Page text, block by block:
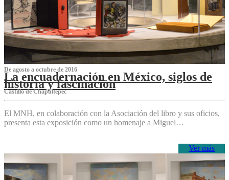
De agosto a octubre de 2016
La encuadernación en México, siglos de
historia y fascinación
Castillo de Chapultepec
El MNH, en colaboración con la Asociación del libro y sus oficios,
presenta esta exposición como un homenaje a Miguel…
Ver más